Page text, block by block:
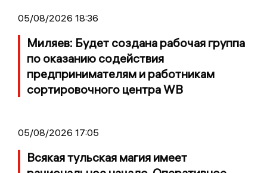
05/08/2026 18:36
Миляев: Будет создана рабочая группа
по оказанию содействия
предпринимателям и работникам
сортировочного центра WB
05/08/2026 17:05
Всякая тульская магия имеет